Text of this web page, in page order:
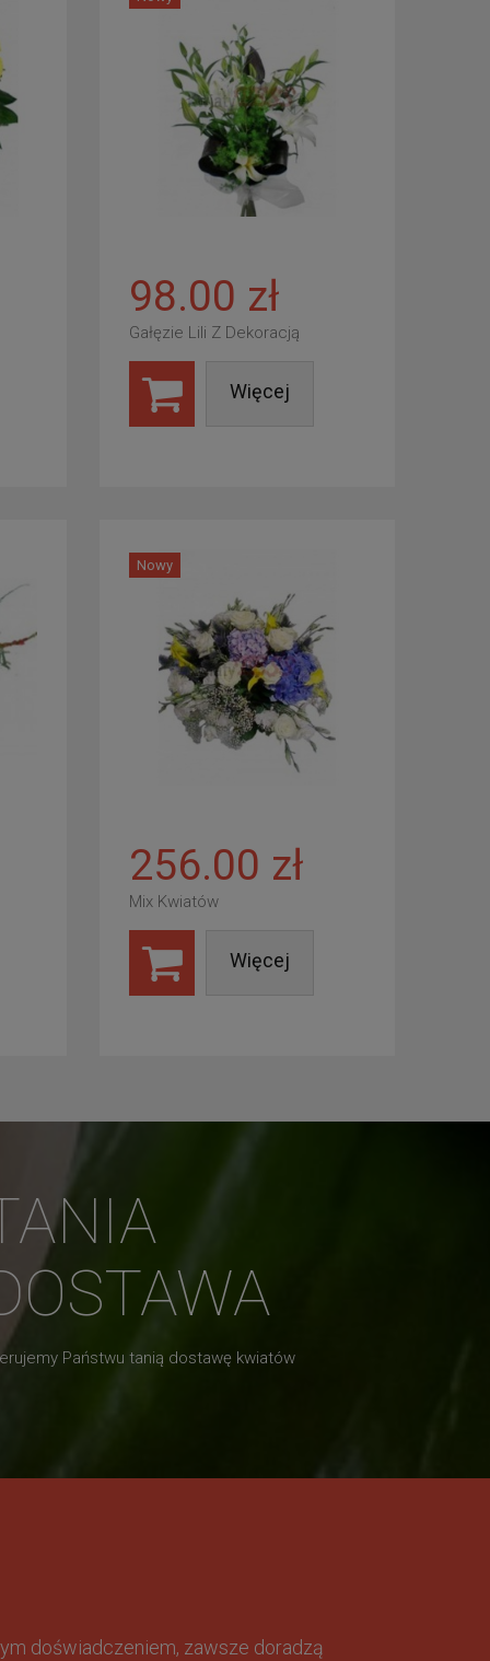
98.00 zł
Gałęzie Lili Z Dekoracją
Więcej
Nowy
256.00 zł
Mix Kwiatów
Więcej
Państwu tanią dostawę kwiatów
doświadczeniem, zawsze doradzą